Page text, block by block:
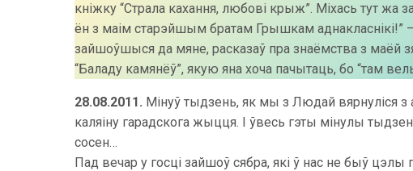
кніжку “Страла кахання, любові крыж”. Міхась тут жа
ён з маім старэйшым братам Грышкам аднакласнікі!”
зайшоўшыся да мяне, расказаў пра знаёмства з маёй
“Баладу камянёў”, якую яна хоча пачытаць, бо “там
28.08.2011. Мінуў тыдзень, як мы з Людай вярнуліся з
каляіну гарадскога жыцця. І ўвесь гэты мінулы
сосен…
Пад вечар у госці зайшоў сябра, які ў нас не быў цэлы